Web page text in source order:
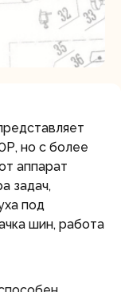
но с более
аппарат
задач,
под
шин, работа